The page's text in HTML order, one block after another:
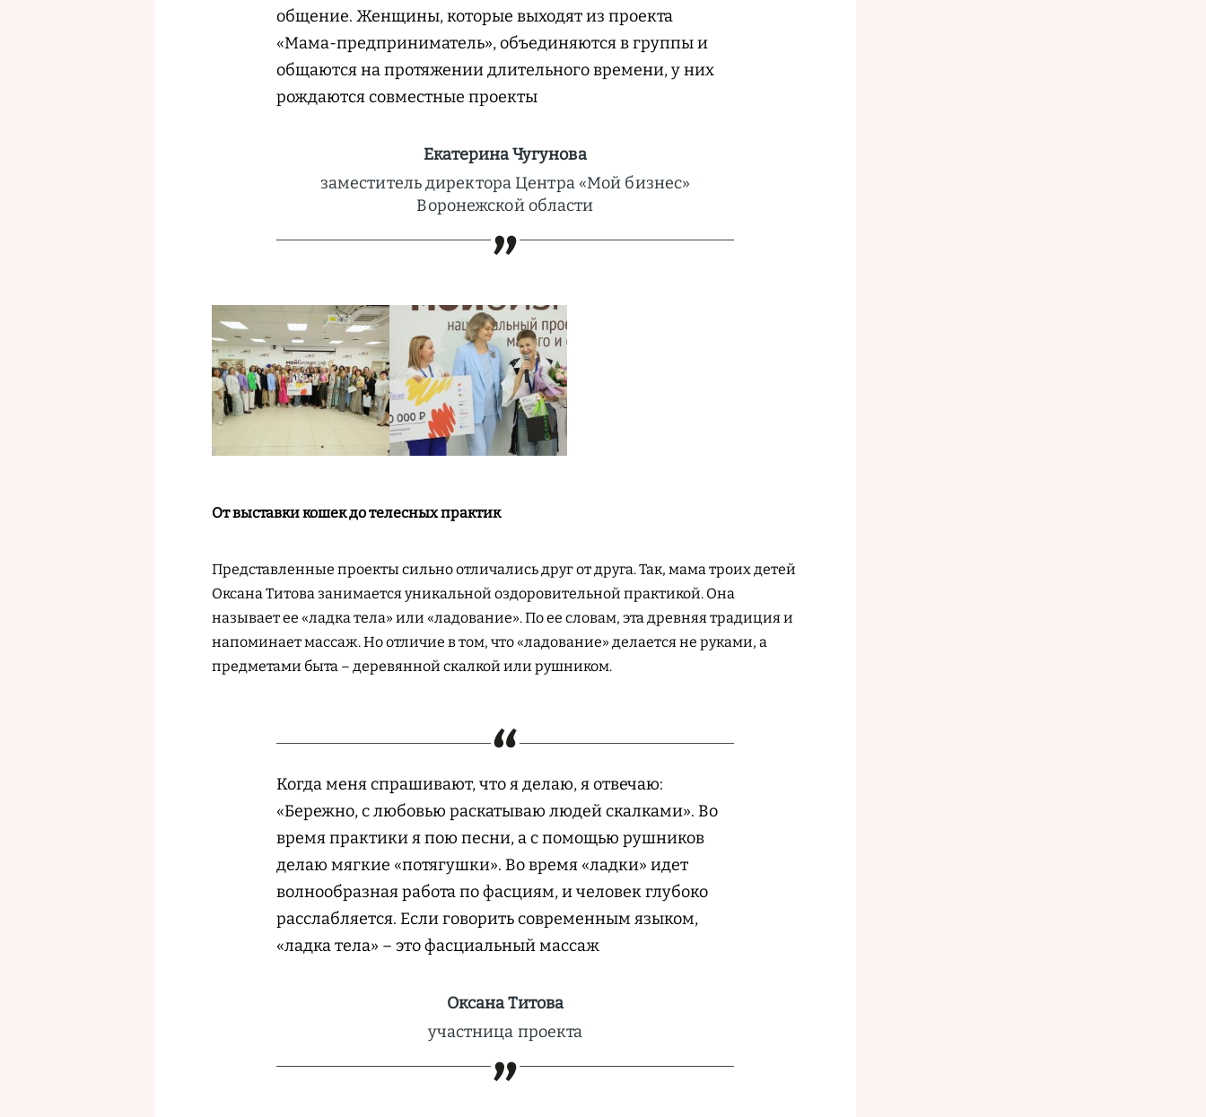
общение. Женщины, которые выходят из проекта
«Мама-предприниматель», объединяются в группы и
общаются на протяжении длительного времени, у них
рождаются совместные проекты
Екатерина Чугунова
заместитель директора Центра «Мой бизнес»
Воронежской области
От выставки кошек до телесных практик
Представленные проекты сильно отличались друг от друга. Так, мама троих детей
Оксана Титова занимается уникальной оздоровительной практикой. Она
называет ее «ладка тела» или «ладование». По ее словам, эта древняя традиция и
напоминает массаж. Но отличие в том, что «ладование» делается не руками, а
предметами быта – деревянной скалкой или рушником.
Когда меня спрашивают, что я делаю, я отвечаю:
«Бережно, с любовью раскатываю людей скалками». Во
время практики я пою песни, а с помощью рушников
делаю мягкие «потягушки». Во время «ладки» идет
волнообразная работа по фасциям, и человек глубоко
расслабляется. Если говорить современным языком,
«ладка тела» – это фасциальный массаж
Оксана Титова
участница проекта